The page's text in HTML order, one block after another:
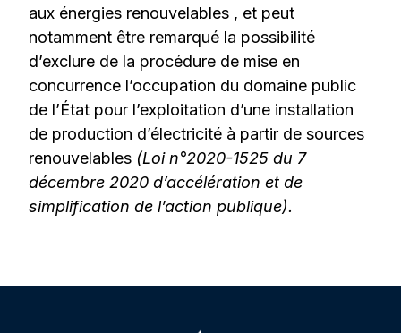
aux énergies renouvelables , et peut
notamment être remarqué la possibilité
d’exclure de la procédure de mise en
concurrence l’occupation du domaine public
de l’État pour l’exploitation d’une installation
de production d’électricité à partir de sources
renouvelables (Loi n°2020-1525 du 7
décembre 2020 d’accélération et de
simplification de l’action publique).